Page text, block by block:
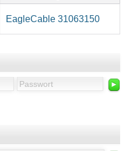
►
EagleCable 31063150